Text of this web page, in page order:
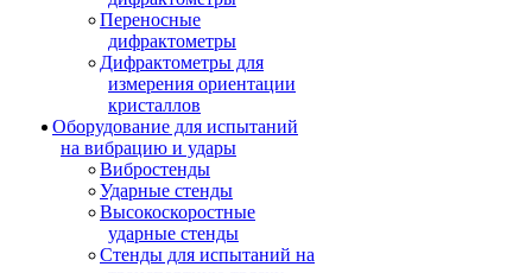
Переносные
дифрактометры
Дифрактометры для
измерения ориентации
кристаллов
Оборудование для испытаний
на вибрацию и удары
Вибростенды
Ударные стенды
Высокоскоростные
ударные стенды
Стенды для испытаний на